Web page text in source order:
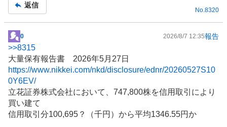
事
返信
No.8320
掲
示
板
記
事
0 2026/8/7 12:35報告
>>8315
大量保有報告書 2026年5月27日
https://www.nikkei.com/nkd/disclosure/ednr/20260527S10
0Y6EV/
立花証券株式会社において、747,800株を信用取引により
買い建て
信用取引分100,695？（千円）から平均1346.55円か